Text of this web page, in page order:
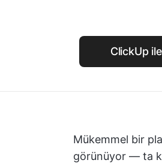
ClickUp
Mükemmel bir
görünüyor — ta ki